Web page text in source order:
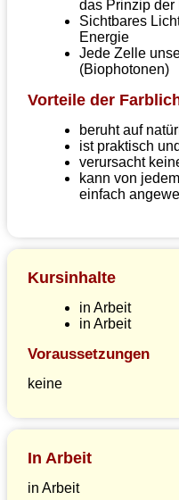
das Prinzip der
Sichtbares
Energie
Jede Zelle
(Biophotonen)
Vorteile der
beruht auf
ist praktisch
verursacht
kann von
einfach
Kursinhalte
in Arbeit
in Arbeit
Voraussetzungen
keine
In Arbeit
in Arbeit